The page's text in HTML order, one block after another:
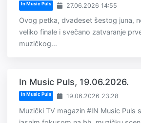
In Music Puls 27.06.2026 14:55
Ovog petka, dvadeset šestog juna,
veliko finale i svečano zatvaranje
muzičkog...
In Music Puls, 19.06.2026.
In Music Puls 19.06.2026 23:28
Muzički TV magazin #IN Music Puls